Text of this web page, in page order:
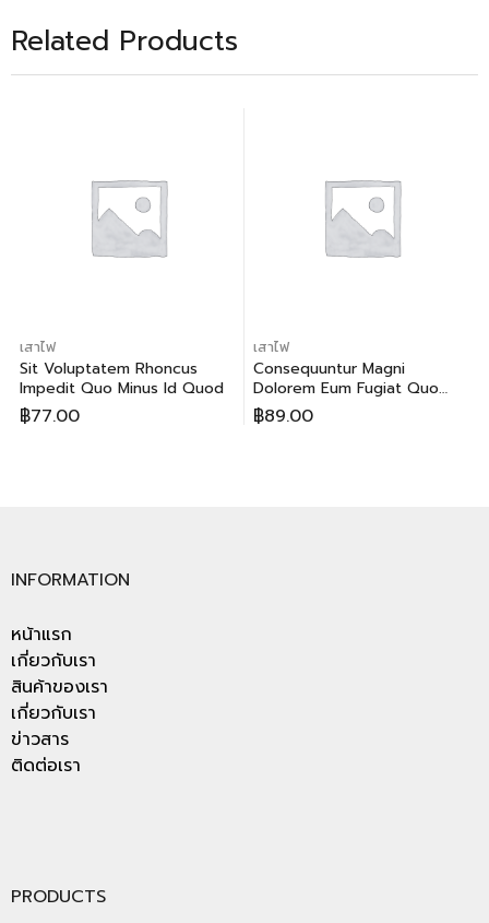
Related Products
เสาไฟ
Sit Voluptatem Rhoncus
Impedit Quo Minus Id Quod
฿77.00
เสาไฟ
Consequuntur Magni
Dolorem Eum Fugiat Quo
Voluptas
฿89.00
INFORMATION
หน้าแรก
เกี่ยวกับเรา
สินค้าของเรา
เกี่ยวกับเรา
ข่าวสาร
ติดต่อเรา
PRODUCTS